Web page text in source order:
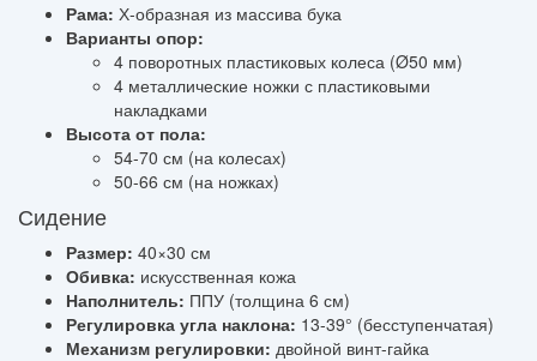
Рама: Х-образная из массива бука
Варианты опор:
4 поворотных пластиковых колеса (Ø50 мм)
4 металлические ножки с пластиковыми
накладками
Высота от пола:
54-70 см (на колесах)
50-66 см (на ножках)
Сидение
Размер: 40×30 см
Обивка: искусственная кожа
Наполнитель: ППУ (толщина 6 см)
Регулировка угла наклона: 13-39° (бесступенчатая)
Механизм регулировки: двойной винт-гайка